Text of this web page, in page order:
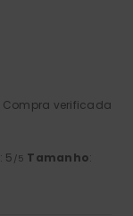
Compra verificada
: 5 /5 Tamanho: